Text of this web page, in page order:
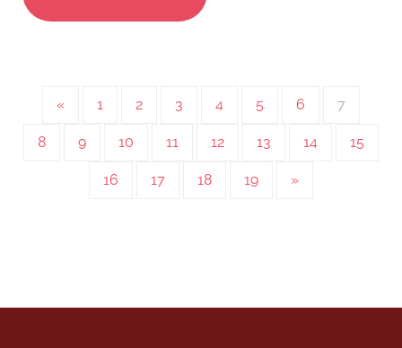
« 1 2 3 4 5 6 7
8 9 10 11 12 13 14 15
16 17 18 19 »